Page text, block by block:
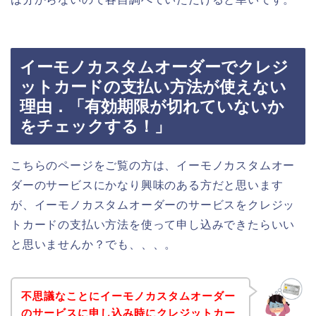
イーモノカスタムオーダーでクレジ
ットカードの支払い方法が使えない
理由．「有効期限が切れていないか
をチェックする！」
こちらのページをご覧の方は、イーモノカスタムオー
ダーのサービスにかなり興味のある方だと思います
が、イーモノカスタムオーダーのサービスをクレジッ
トカードの支払い方法を使って申し込みできたらいい
と思いませんか？でも、、、。
不思議なことにイーモノカスタムオーダー
のサービスに申し込み時にクレジットカー